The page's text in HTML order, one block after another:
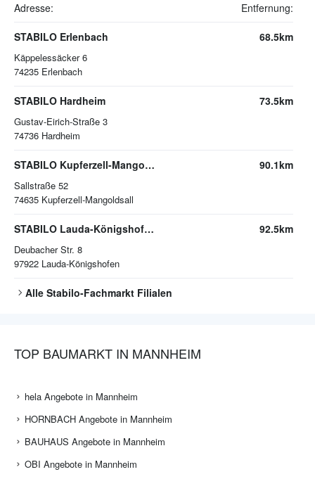
Adresse: Entfernung:
STABILO Erlenbach
Käppelessäcker 6
74235 Erlenbach
68.5km
STABILO Hardheim
Gustav-Eirich-Straße 3
74736 Hardheim
73.5km
STABILO Kupferzell-Mangoldsall
Sallstraße 52
74635 Kupferzell-Mangoldsall
90.1km
STABILO Lauda-Königshofen
Deubacher Str. 8
97922 Lauda-Königshofen
92.5km
Alle Stabilo-Fachmarkt Filialen
TOP BAUMARKT IN MANNHEIM
hela Angebote in Mannheim
HORNBACH Angebote in Mannheim
BAUHAUS Angebote in Mannheim
OBI Angebote in Mannheim